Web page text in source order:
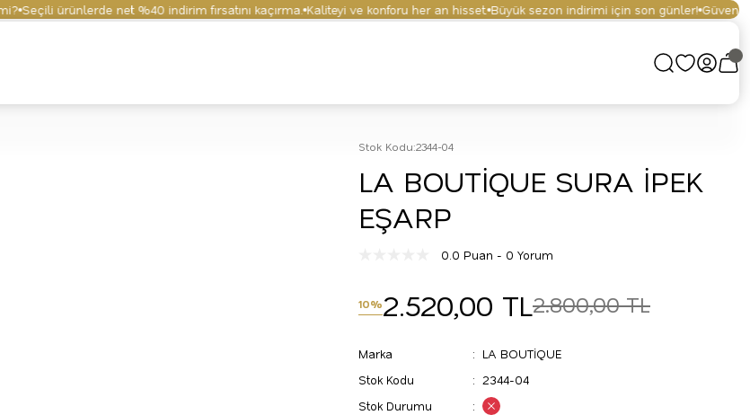
Seçili ürünlerde net %40 indirim fırsatını kaçırma. Kaliteyi ve konforu her an hisset. Büyük sezon indirimi için son günler! Güvenli
Stok Kodu:2344-04
LA BOUTİQUE SURA İPEK
EŞARP
0.0 Puan - 0 Yorum
10%2.520,00 TL2.800,00 TL
Marka
LA BOUTİQUE
Stok Kodu
2344-04
Stok Durumu